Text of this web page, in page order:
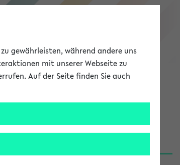
eKVV
gewährleisten, während andere uns
mit unserer Webseite zu
Auf der Seite finden Sie auch